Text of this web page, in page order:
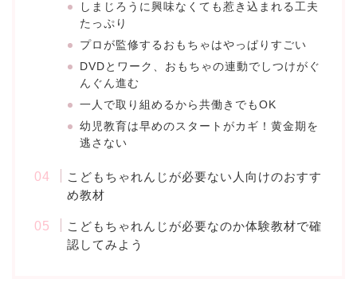
しまじろうに興味なくても惹き込まれる工夫
たっぷり
プロが監修するおもちゃはやっぱりすごい
DVDとワーク、おもちゃの連動でしつけがぐ
んぐん進む
一人で取り組めるから共働きでもOK
幼児教育は早めのスタートがカギ！黄金期を
逃さない
こどもちゃれんじが必要ない人向けのおすす
め教材
こどもちゃれんじが必要なのか体験教材で確
認してみよう